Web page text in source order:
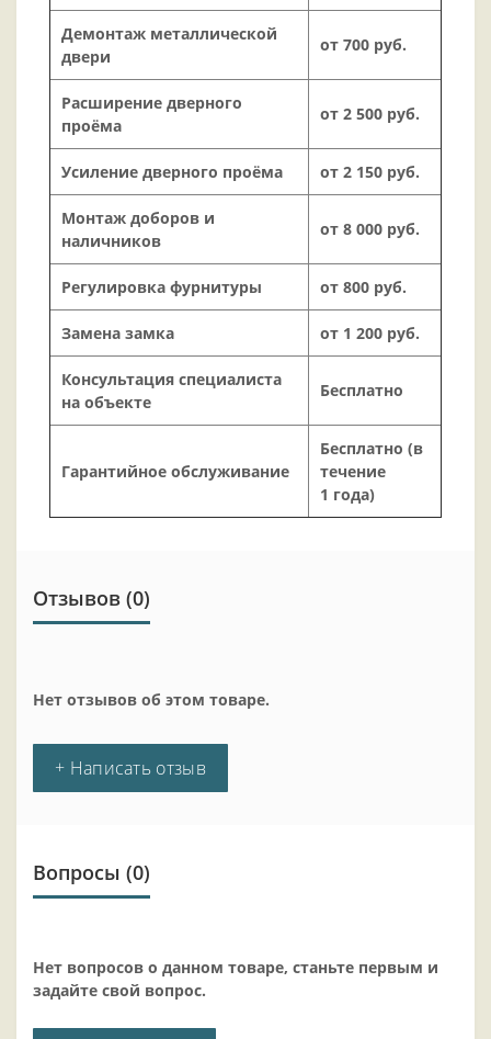
Демонтаж металлической
двери
от 700 руб.
Расширение дверного
проёма
от 2 500 руб.
Усиление дверного проёма от 2 150 руб.
Монтаж доборов и
наличников
от 8 000 руб.
Регулировка фурнитуры от 800 руб.
Замена замка от 1 200 руб.
Консультация специалиста
на объекте
Бесплатно
Гарантийное обслуживание
Бесплатно (в
течение
1 года)
Отзывов (0)
Нет отзывов об этом товаре.
+ Написать отзыв
Вопросы (0)
Нет вопросов о данном товаре, станьте первым и
задайте свой вопрос.